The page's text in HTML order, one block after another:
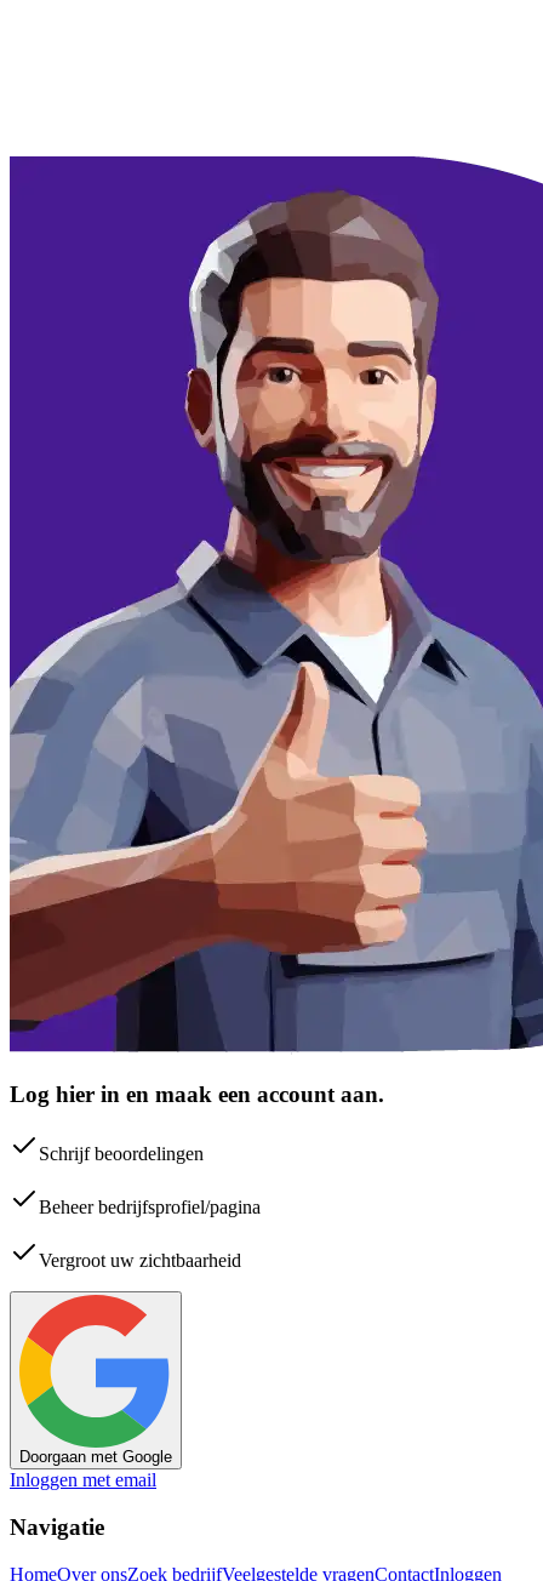
Log hier in en maak een account aan.
Schrijf beoordelingen
Beheer bedrijfsprofiel/pagina
Vergroot uw zichtbaarheid
Doorgaan met Google
Inloggen met email
Navigatie
HomeOver onsZoek bedrijfVeelgestelde vragenContactInloggen